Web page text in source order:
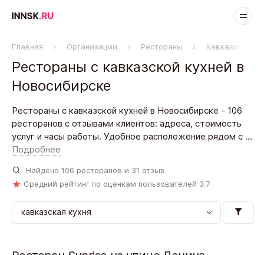
Главная Организации Рестораны Кавказская
Рестораны с кавказской кухней в
Новосибирске
Рестораны с кавказской кухней в Новосибирске - 106
ресторанов с отзывами клиентов: адреса, стоимость
услуг и часы работы. Удобное расположение рядом с ...
Подробнее
Найдено 106 ресторанов и 31 отзыв.
Средний рейтинг по оценкам пользователей 3.7